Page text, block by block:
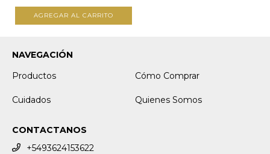
AGREGAR AL CARRITO
NAVEGACIÓN
Productos
Cómo Comprar
Cuidados Quienes Somos
CONTACTANOS
+5493624153622